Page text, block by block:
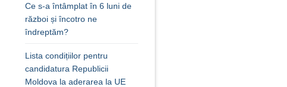
Ce s-a întâmplat în 6 luni de
război și încotro ne
îndreptăm?
Lista condițiilor pentru
candidatura Republicii
Moldova la aderarea la UE